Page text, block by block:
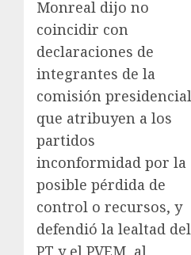
Monreal dijo no
coincidir con
declaraciones de
integrantes de la
comisión presidencial
que atribuyen a los
partidos
inconformidad por la
posible pérdida de
control o recursos, y
defendió la lealtad del
PT y el PVEM, al